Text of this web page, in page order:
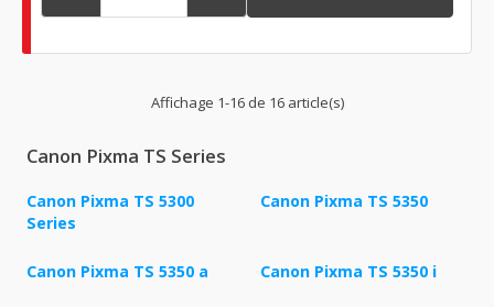
Affichage 1-16 de 16 article(s)
Canon Pixma TS Series
Canon Pixma TS 5300
Series
Canon Pixma TS 5350
Canon Pixma TS 5350 a Canon Pixma TS 5350 i